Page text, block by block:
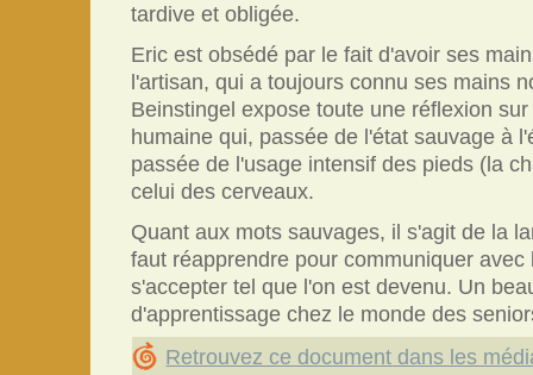
tardive et obligée.
Eric est obsédé par le fait d'avoir ses
l'artisan, qui a toujours connu ses mains
Beinstingel expose toute une réflexion
humaine qui, passée de l'état sauvage à
passée de l'usage intensif des pieds (la
celui des cerveaux.
Quant aux mots sauvages, il s'agit de la
faut réapprendre pour communiquer avec
s'accepter tel que l'on est devenu. Un
d'apprentissage chez le monde des
Retrouvez ce document dans les